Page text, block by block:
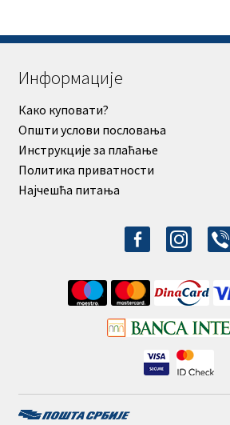
Информације
Како куповати?
Општи услови пословања
Инструкције за плаћање
Политика приватности
Најчешћа питања
facebook-
alt
instagram
viber